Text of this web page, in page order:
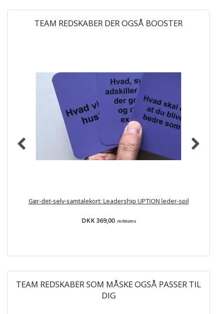
TEAM REDSKABER DER OGSÅ BOOSTER
Gør-det-selv-samtalekort: Leadership UPTION leder-spil
DKK 369,00 m/Moms
TEAM REDSKABER SOM MÅSKE OGSÅ PASSER TIL
DIG